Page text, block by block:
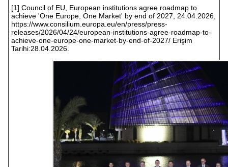
[1] Council of EU, European institutions agree roadmap to
achieve 'One Europe, One Market' by end of 2027, 24.04.2026,
https://www.consilium.europa.eu/en/press/press-
releases/2026/04/24/european-institutions-agree-roadmap-to-
achieve-one-europe-one-market-by-end-of-2027/ Erişim
Tarihi:28.04.2026.